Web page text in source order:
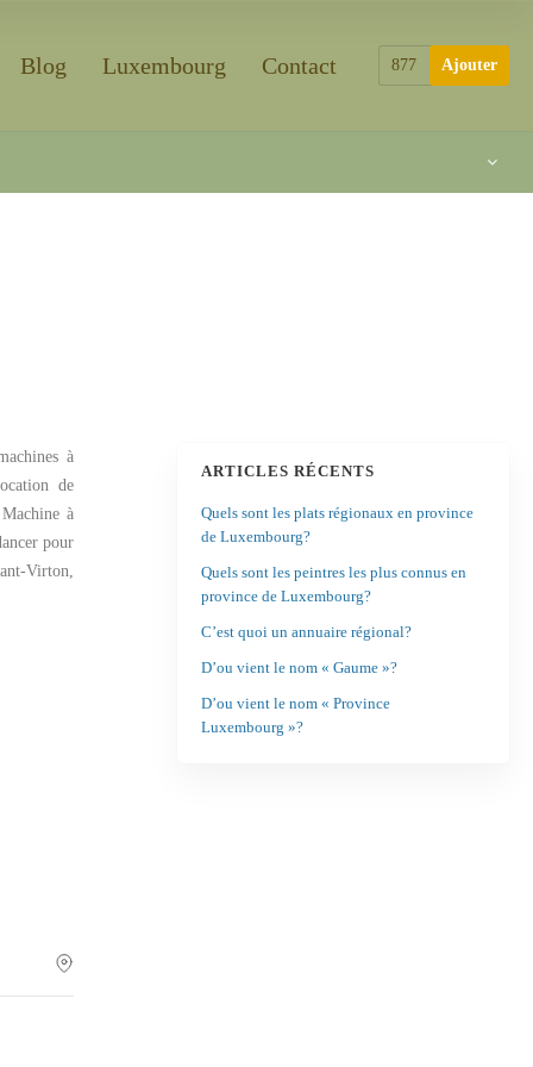
Blog Luxembourg Contact 877 Ajouter
à
de
Machine à
pour
Virton,
ARTICLES RÉCENTS
Quels sont les plats régionaux en province
de Luxembourg?
Quels sont les peintres les plus connus en
province de Luxembourg?
C’est quoi un annuaire régional?
D’ou vient le nom « Gaume »?
D’ou vient le nom « Province
Luxembourg »?